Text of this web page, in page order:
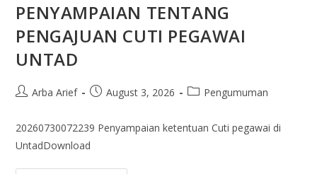
PENYAMPAIAN TENTANG
PENGAJUAN CUTI PEGAWAI
UNTAD
Arba Arief August 3, 2026 Pengumuman
20260730072239 Penyampaian ketentuan Cuti pegawai di
UntadDownload